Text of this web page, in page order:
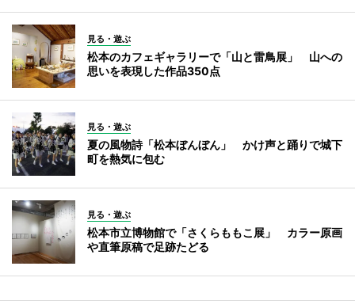
見る・遊ぶ
松本のカフェギャラリーで「山と雷鳥展」 山への
思いを表現した作品350点
見る・遊ぶ
夏の風物詩「松本ぼんぼん」 かけ声と踊りで城下
町を熱気に包む
見る・遊ぶ
松本市立博物館で「さくらももこ展」 カラー原画
や直筆原稿で足跡たどる